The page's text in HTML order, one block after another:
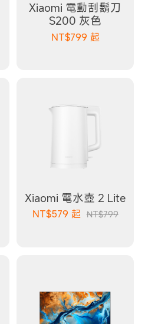
Xiaomi 電動刮鬍刀
S200 灰色
NT$799 起
Xiaomi 電水壺 2 Lite
NT$579 起 NT$799